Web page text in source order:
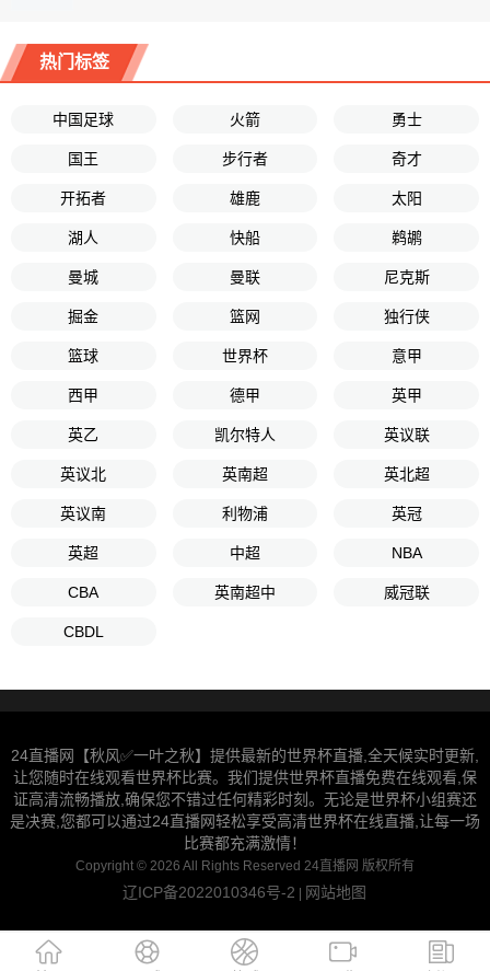
热门标签
中国足球 火箭 勇士
国王 步行者 奇才
开拓者 雄鹿 太阳
湖人 快船 鹈鹕
曼城 曼联 尼克斯
掘金 篮网 独行侠
篮球 世界杯 意甲
西甲 德甲 英甲
英乙 凯尔特人 英议联
英议北 英南超 英北超
英议南 利物浦 英冠
英超 中超 NBA
CBA 英南超中 威冠联
CBDL
24直播网【秋风✅一叶之秋】提供最新的世界杯直播,全天候实时更新,
让您随时在线观看世界杯比赛。我们提供世界杯直播免费在线观看,保
证高清流畅播放,确保您不错过任何精彩时刻。无论是世界杯小组赛还
是决赛,您都可以通过24直播网轻松享受高清世界杯在线直播,让每一场
比赛都充满激情！
Copyright © 2026 All Rights Reserved 24直播网 版权所有
辽ICP备2022010346号-2 | 网站地图